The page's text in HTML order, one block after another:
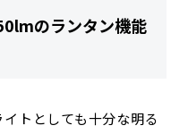
のランタン機能
トとしても十分な明る